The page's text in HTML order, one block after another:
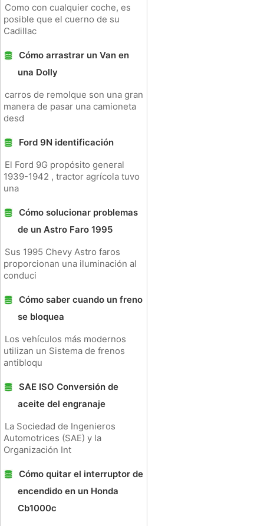
Como con cualquier coche, es
posible que el cuerno de su
Cadillac
Cómo arrastrar un Van en
una Dolly
carros de remolque son una gran
manera de pasar una camioneta
desd
Ford 9N identificación
El Ford 9G propósito general
1939-1942 , tractor agrícola tuvo
una
Cómo solucionar problemas
de un Astro Faro 1995
Sus 1995 Chevy Astro faros
proporcionan una iluminación al
conduci
Cómo saber cuando un freno
se bloquea
Los vehículos más modernos
utilizan un Sistema de frenos
antibloqu
SAE ISO Conversión de
aceite del engranaje
La Sociedad de Ingenieros
Automotrices (SAE) y la
Organización Int
Cómo quitar el interruptor de
encendido en un Honda
Cb1000c